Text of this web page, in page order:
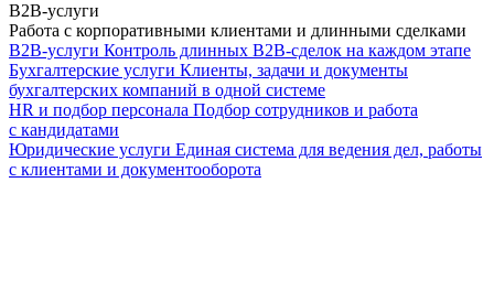
B2B-услуги
Работа с корпоративными клиентами и длинными сделками
B2B-услуги Контроль длинных B2B-сделок на каждом этапе
Бухгалтерские услуги Клиенты, задачи и документы
бухгалтерских компаний в одной системе
HR и подбор персонала Подбор сотрудников и работа
с кандидатами
Юридические услуги Единая система для ведения дел, работы
с клиентами и документооборота